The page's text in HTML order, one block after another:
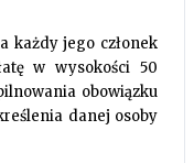
każdy jego członek
w wysokości 50
obowiązku
danej osoby